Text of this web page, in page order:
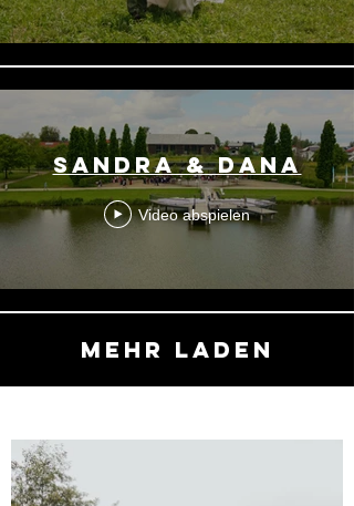
Sandra & Dana
Video abspielen
Mehr laden